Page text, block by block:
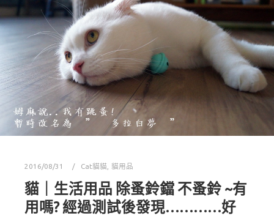
2016/08/31 Cat貓貓 貓用品
貓｜生活用品 除蚤鈴鐺 不蚤鈴 ~有
用嗎? 經過測試後發現…………好